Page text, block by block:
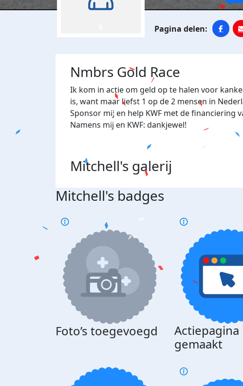
Nmbrs Gold Race
Ik kom in actie om geld op te halen voor
is, want maar liefst 1 op de 2 mensen in
Sponsor mij en help KWF met de financiering
Namens mij en KWF: dankjewel!
Mitchell's galerij
Mitchell's badges
Foto’s toegevoegd
Actiepagina
gemaakt